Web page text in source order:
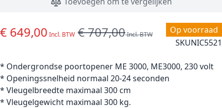
Op voorraad
SKUNIC5521
Special Price
€ 649,00 Regular Price
€ 707,00
* Ondergrondse poortopener ME 3000, ME3000, 230 volt
* Openingssnelheid normaal 20-24 seconden
* Vleugelbreedte maximaal 300 cm
* Vleugelgewicht maximaal 300 kg.